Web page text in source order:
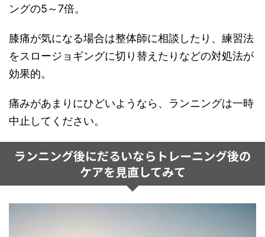
ングの5～7倍。
膝痛が気になる場合は整体師に相談したり、練習法
をスロージョギングに切り替えたりなどの対処法が
効果的。
痛みがあまりにひどいようなら、ランニングは一時
中止してください。
ランニング後にだるいならトレーニング後の
ケアを見直してみて